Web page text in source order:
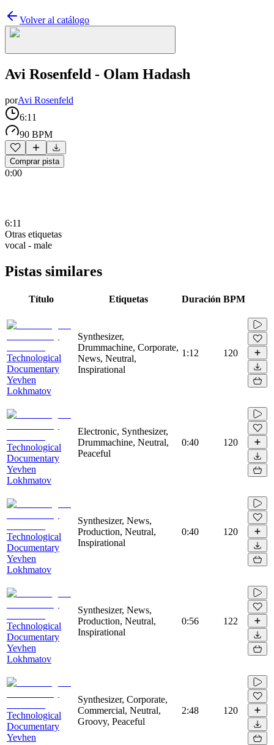
Volver al catálogo
Avi Rosenfeld - Olam Hadash
porAvi Rosenfeld
6:11
90 BPM
Comprar pista
0:00
6:11
Otras etiquetas
vocal - male
Pistas similares
Título Etiquetas Duración BPM
Technological
Documentary
Yevhen
Lokhmatov
Synthesizer,
Drummachine, Corporate,
News, Neutral,
Inspirational
1:12 120
Technological
Documentary
Yevhen
Lokhmatov
Electronic, Synthesizer,
Drummachine, Neutral,
Peaceful
0:40 120
Technological
Documentary
Yevhen
Lokhmatov
Synthesizer, News,
Production, Neutral,
Inspirational
0:40 120
Technological
Documentary
Yevhen
Lokhmatov
Synthesizer, News,
Production, Neutral,
Inspirational
0:56 122
Technological
Documentary
Yevhen
Synthesizer, Corporate,
Commercial, Neutral,
Groovy, Peaceful
2:48 120